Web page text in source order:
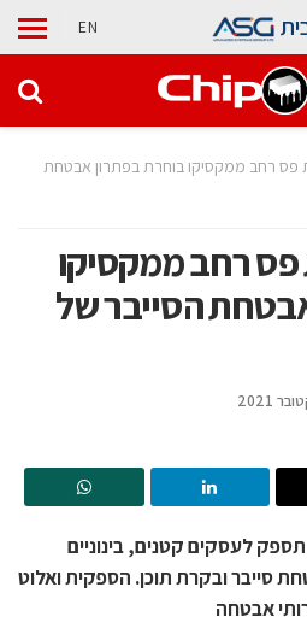
EN
פס רחב ממקסיקו בוחרת בפתרון אבטחת
רחב ממקסיקו
הסייבר של
לעסקים קטנים, בינוניים
סייבר ובקרת תוכן. הספקית ואלוט
אבטחה